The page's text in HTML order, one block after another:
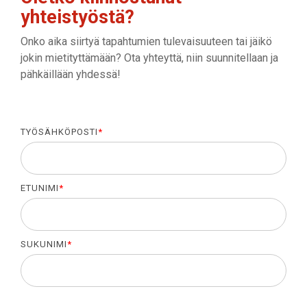
yhteistyöstä?
Onko aika siirtyä tapahtumien tulevaisuuteen tai jäikö
jokin mietityttämään? Ota yhteyttä, niin suunnitellaan ja
pähkäillään yhdessä!
TYÖSÄHKÖPOSTI*
ETUNIMI*
SUKUNIMI*